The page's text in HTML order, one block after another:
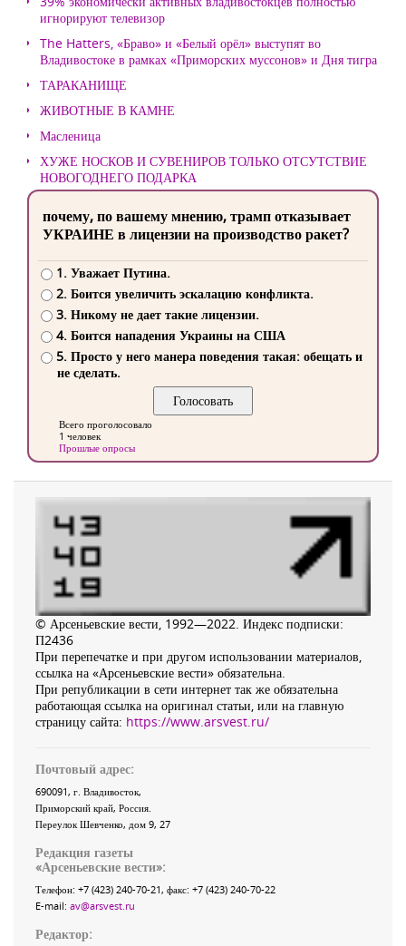
игнорируют телевизор
The Hatters, «Браво» и «Белый орёл» выступят во
Владивостоке в рамках «Приморских муссонов» и Дня тигра
ТАРАКАНИЩЕ
ЖИВОТНЫЕ В КАМНЕ
Масленица
ХУЖЕ НОСКОВ И СУВЕНИРОВ ТОЛЬКО ОТСУТСТВИЕ
НОВОГОДНЕГО ПОДАРКА
почему, по вашему мнению, трамп отказывает
УКРАИНЕ в лицензии на производство ракет?
1. Уважает Путина.
2. Боится увеличить эскалацию конфликта.
3. Никому не дает такие лицензии.
4. Боится нападения Украины на США
5. Просто у него манера поведения такая: обещать и
не сделать.
Всего проголосовало
1 человек
Прошлые опросы
© Арсеньевские вести, 1992—2022. Индекс подписки:
П2436
При перепечатке и при другом использовании материалов,
ссылка на «Арсеньевские вести» обязательна.
При републикации в сети интернет так же обязательна
работающая ссылка на оригинал статьи, или на главную
страницу сайта: https://www.arsvest.ru/
Почтовый адрес:
690091, г. Владивосток,
Приморский край, Россия
Переулок Шевченко, дом 9, 27
Редакция газеты
«Арсеньевские вести»:
Телефон: +7 (423) 240-70-21, факс: +7 (423) 240-70-22
E-mail: av@arsvest.ru
Редактор: